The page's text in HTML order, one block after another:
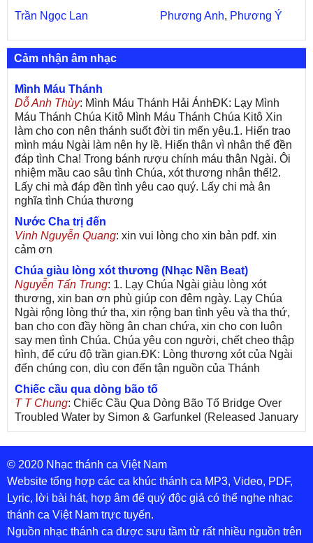
Trần Ngọc Lan Phương Anh, Phương Ý
Cảm nhận âm nhạc
Mình Máu Thánh
Dỗ Anh Thùy: Mình Máu Thánh Hải ÁnhĐK: Lạy Mình
Máu Thánh Chúa Kitô Mình Máu Thánh Chúa Kitô Xin
làm cho con nên thánh suốt đời tin mến yêu.1. Hiến trao
mình máu Ngài làm nên hy lề. Hiến thân vì nhân thế đền
đáp tình Cha! Trong bánh rượu chính máu thân Ngài. Ôi
nhiệm mầu cao sâu tình Chúa, xót thương nhân thế!2.
Lấy chi mà đáp đền tình yêu cao quý. Lấy chi mà ân
nghĩa tình Chúa thương
Nước Cha trị đến
Vinh Nguyễn Quang: xin vui lòng cho xin bản pdf. xin
cảm ơn
Chúa giàu lòng xót thương (Nhạc Nền Beat)
Nguyễn Tấn Trung: 1. Lạy Chúa Ngài giàu lòng xót
thương, xin ban ơn phù giúp con đêm ngày. Lạy Chúa
Ngài rộng lòng thứ tha, xin rộng ban tình yêu và tha thứ,
ban cho con đầy hồng ân chan chứa, xin cho con luôn
say men tình Chúa. Chúa yêu con người, chết cheo thập
hình, để cứu độ trần gian.ĐK: Lòng thương xót của Ngài
đến chúng con, dìu con đến tận nguồn của Thánh
Chiếc cầu qua dòng bão tố
T T Chung: Chiếc Cầu Qua Dòng Bão Tố Bridge Over
Troubled Water by Simon & Garfunkel (Released January
26, 1970) Lời Việt: Nhạc Sĩ Vũ Đức Nghiêm Trình Bày:
Chung Tử Lưu
De Colores! (Lời Việt)
Son Vu: Bài hát có lời chưa.Cám ơn
Bài ca dâng Mẹ
thuc : xin lòi bài hat ,bai ca dang me.gia ân
Theo gương Mẹ, con lên đường
© 2020 Nhạc thánh ca Việt Nam
Website tổng hợp các ca khúc thánh ca MP3, Video, PDF,
Lyric, lời bài hát, hợp âm để quý độc giả có thể nghe nhạc
thánh ca Việt Nam trực tuyến.
Nguồn nhạc thánh ca được sưu tầm từ rất nhiều nguồn trên